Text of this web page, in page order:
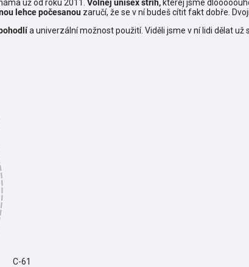
už od roku 2011. Volnej unisex střih, kterej jsme
lehce počesanou zaručí, že se v ní budeš cítit fakt dobře.
a univerzální možnost použití. Viděli jsme v ní lidi dělat už
C-61